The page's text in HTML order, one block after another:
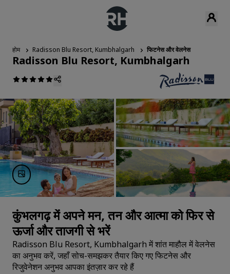
होम Radisson Blu Resort, Kumbhalgarh फिटनेस और वेलनेस
Radisson Blu Resort, Kumbhalgarh
कुंभलगढ़ में अपने मन, तन और आत्मा को फिर से
ऊर्जा और ताजगी से भरें
Radisson Blu Resort, Kumbhalgarh में शांत माहौल में वेलनेस
का अनुभव करें, जहाँ सोच-समझकर तैयार किए गए फिटनेस और
रिजुवेनेशन अनुभव आपका इंतज़ार कर रहे हैं